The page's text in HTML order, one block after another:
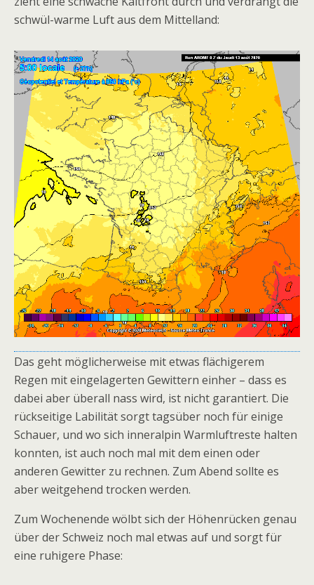
schwül-warme Luft aus dem Mittelland:
Das geht möglicherweise mit etwas flächigerem
Regen mit eingelagerten Gewittern einher – dass es
dabei aber überall nass wird, ist nicht garantiert. Die
rückseitige Labilität sorgt tagsüber noch für einige
Schauer, und wo sich inneralpin Warmluftreste halten
konnten, ist auch noch mal mit dem einen oder
anderen Gewitter zu rechnen. Zum Abend sollte es
aber weitgehend trocken werden.
Zum Wochenende wölbt sich der Höhenrücken genau
über der Schweiz noch mal etwas auf und sorgt für
eine ruhigere Phase: